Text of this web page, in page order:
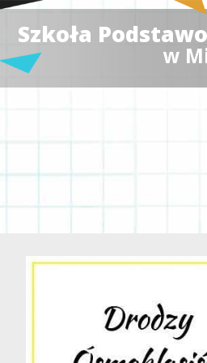
Szkoła
w